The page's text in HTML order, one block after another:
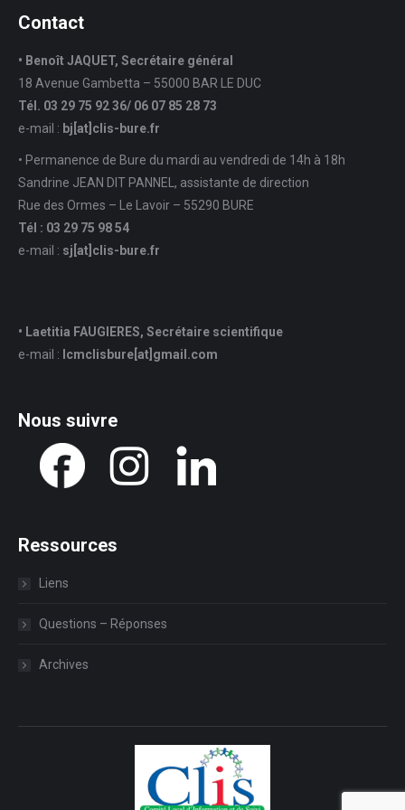
Contact
• Benoît JAQUET, Secrétaire général
18 Avenue Gambetta – 55000 BAR LE DUC
Tél. 03 29 75 92 36/ 06 07 85 28 73
e-mail : bj[at]clis-bure.fr
• Permanence de Bure du mardi au vendredi de 14h à 18h
Sandrine JEAN DIT PANNEL, assistante de direction
Rue des Ormes – Le Lavoir – 55290 BURE
Tél : 03 29 75 98 54
e-mail : sj [at] clis-bure.fr
• Laetitia FAUGIERES, Secrétaire scientifique
e-mail : lcmclisbure[at]gmail.com
Nous suivre
Ressources
Liens
Questions – Réponses
Archives